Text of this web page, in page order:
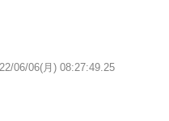
06/06(月) 08:27:49.25